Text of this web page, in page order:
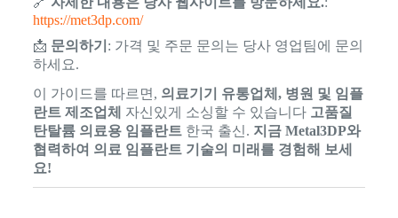
https://met3dp.com/
📩 문의하기 : 가격 및 주문 문의는 당사 영업팀에 문의
하세요.
이 가이드를 따르면, 의료기기 유통업체, 병원 및 임플
란트 제조업체
자신있게 소싱할 수 있습니다 고품질
탄탈륨 의료용 임플란트한국 출신. 지금 Metal3DP와
협력하여 의료 임플란트 기술의 미래를 경험해 보세
요!